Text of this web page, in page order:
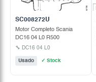
SC008272U
Motor Completo Scania
DC16 04 L0 R500
🔧 DC16 04 L0
Usado ✓ Stock